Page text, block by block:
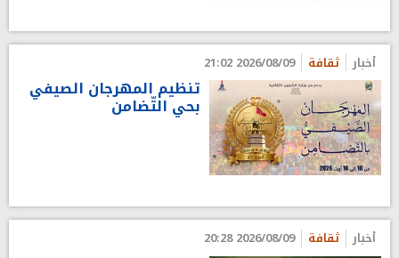
أخبار ثقافة 2026/08/09 21:02
تنظيم المهرجان الصيفي
بحي التّضامن
أخبار ثقافة 2026/08/09 20:28